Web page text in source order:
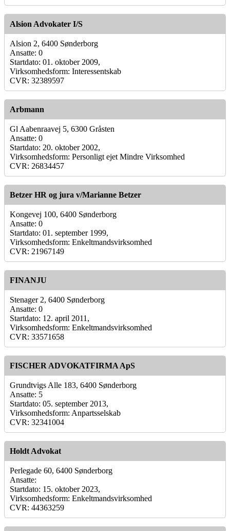
Alsion Advokater I/S
Alsion 2, 6400 Sønderborg
Ansatte: 0
Startdato: 01. oktober 2009,
Virksomhedsform: Interessentskab
CVR: 32389597
Arbmann
Gl Aabenraavej 5, 6300 Gråsten
Ansatte: 0
Startdato: 20. oktober 2002,
Virksomhedsform: Personligt ejet Mindre Virksomhed
CVR: 26834457
Betzer HR og jura v/Marianne Betzer
Kongevej 100, 6400 Sønderborg
Ansatte: 0
Startdato: 01. september 1999,
Virksomhedsform: Enkeltmandsvirksomhed
CVR: 21967149
FINANJU
Stenager 2, 6400 Sønderborg
Ansatte: 0
Startdato: 12. april 2011,
Virksomhedsform: Enkeltmandsvirksomhed
CVR: 33571658
FISCHER ADVOKATFIRMA ApS
Grundtvigs Alle 183, 6400 Sønderborg
Ansatte: 5
Startdato: 05. september 2013,
Virksomhedsform: Anpartsselskab
CVR: 32341004
Holdt Advokat
Perlegade 60, 6400 Sønderborg
Ansatte:
Startdato: 15. oktober 2023,
Virksomhedsform: Enkeltmandsvirksomhed
CVR: 44363259